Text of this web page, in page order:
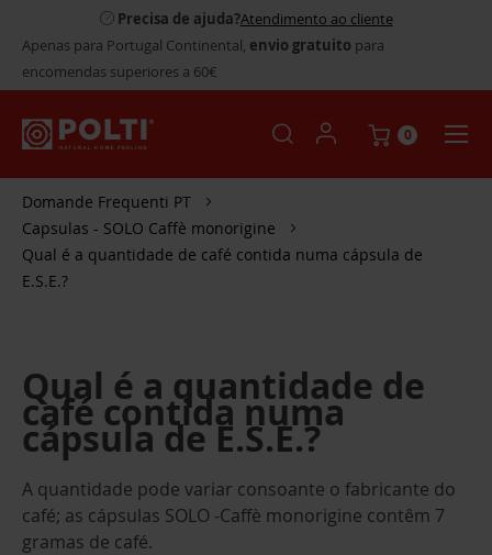
Precisa de ajuda?Atendimento ao cliente
Apenas para Portugal Continental, envio gratuito para
encomendas superiores a 60€
0
Domande Frequenti PT
Capsulas - SOLO Caffè monorigine
Qual é a quantidade de café contida numa cápsula de
E.S.E.?
Qual é a quantidade de
café contida numa
cápsula de E.S.E.?
A quantidade pode variar consoante o fabricante do
café; as cápsulas SOLO -Caffè monorigine contêm 7
gramas de café.